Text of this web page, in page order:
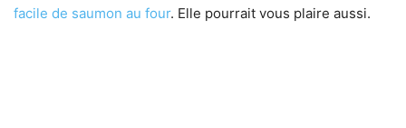
facile de saumon au four. Elle pourrait vous plaire aussi.